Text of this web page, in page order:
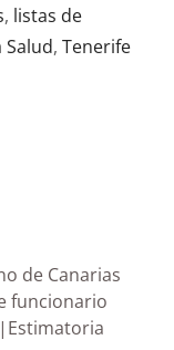
, listas de
Salud, Tenerife
de Canarias
funcionario